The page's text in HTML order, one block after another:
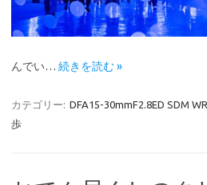
んでい… 続きを読む »
カテゴリー: DFA15-30mmF2.8ED SDM WR
歩